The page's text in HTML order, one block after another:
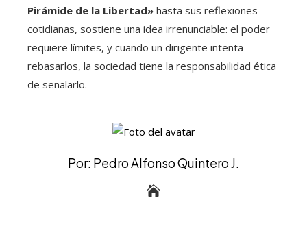
Pirámide de la Libertad» hasta sus reflexiones
cotidianas, sostiene una idea irrenunciable: el poder
requiere límites, y cuando un dirigente intenta
rebasarlos, la sociedad tiene la responsabilidad ética
de señalarlo.
Por: Pedro Alfonso Quintero J.